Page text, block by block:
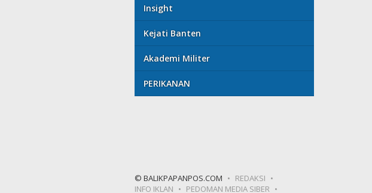
Insight
Kejati Banten
Akademi Militer
PERIKANAN
© BALIKPAPANPOS.COM
REDAKSI
INFO IKLAN
PEDOMAN MEDIA SIBER